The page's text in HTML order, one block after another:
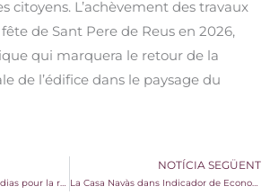
citoyens. L’achèvement des travaux
de Sant Pere de Reus en 2026,
qui marquera le retour de la
de l’édifice dans le paysage du
La Casa Navàs dans les médias pour la reconstruction de la tour
NOTÍCIA SEGÜENT
La Casa Navàs dans Indicador de Economía avec un reportage sur la reconstruction de la tour